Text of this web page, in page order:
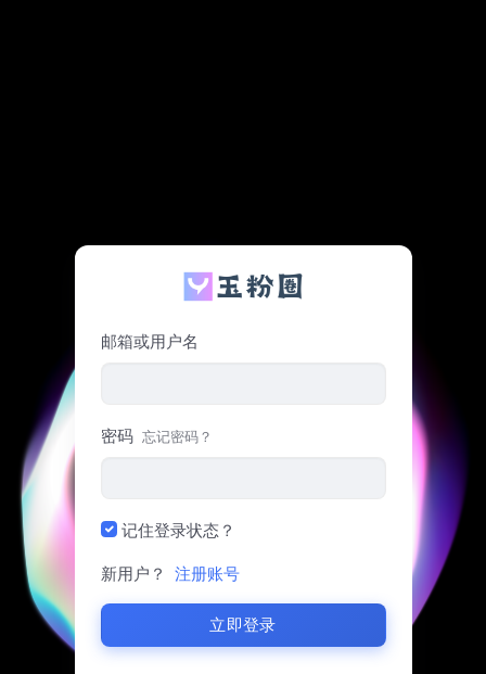
邮箱或用户名
密码 忘记密码？
记住登录状态？
新用户？ 注册账号
立即登录